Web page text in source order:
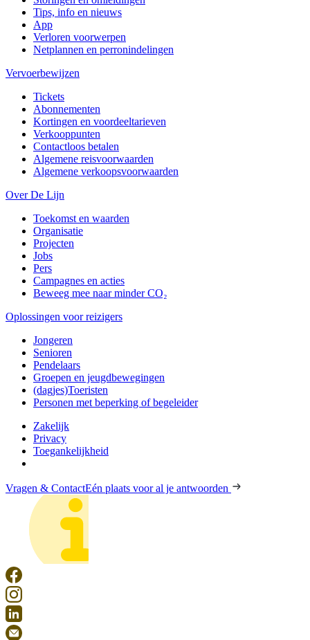
Tips, info en nieuws
App
Verloren voorwerpen
Netplannen en perronindelingen
Vervoerbewijzen
Tickets
Abonnementen
Kortingen en voordeeltarieven
Verkooppunten
Contactloos betalen
Algemene reisvoorwaarden
Algemene verkoopsvoorwaarden
Over De Lijn
Toekomst en waarden
Organisatie
Projecten
Jobs
Pers
Campagnes en acties
Beweeg mee naar minder CO₂
Oplossingen voor reizigers
Jongeren
Senioren
Pendelaars
Groepen en jeugdbewegingen
(dagjes)Toeristen
Personen met beperking of begeleider
Zakelijk
Privacy
Toegankelijkheid
Vragen & ContactEén plaats voor al je antwoorden